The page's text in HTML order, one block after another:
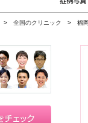
> 全国のクリニック > 福